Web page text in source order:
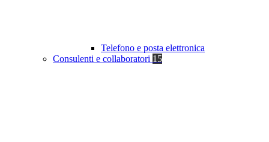
Telefono e posta elettronica
Consulenti e collaboratori 15